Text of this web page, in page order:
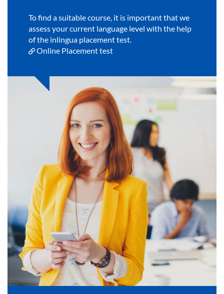
To find a suitable course, it is important that we
assess your current language level with the help
of the inlingua placement test.
Online Placement test